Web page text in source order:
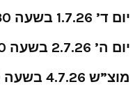
יום ד’ 1.7.26 בשעה 20:30 – תיאטרון החאן
יום ה’ 2.7.26 בשעה 20:30 – תיאטרון החאן
מוצ”ש 4.7.26 בשעה 21:30 – תיאטרון החאן